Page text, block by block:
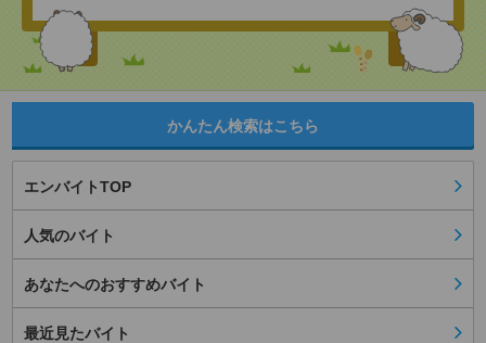
かんたん検索はこちら
エンバイトTOP
人気のバイト
あなたへのおすすめバイト
最近見たバイト